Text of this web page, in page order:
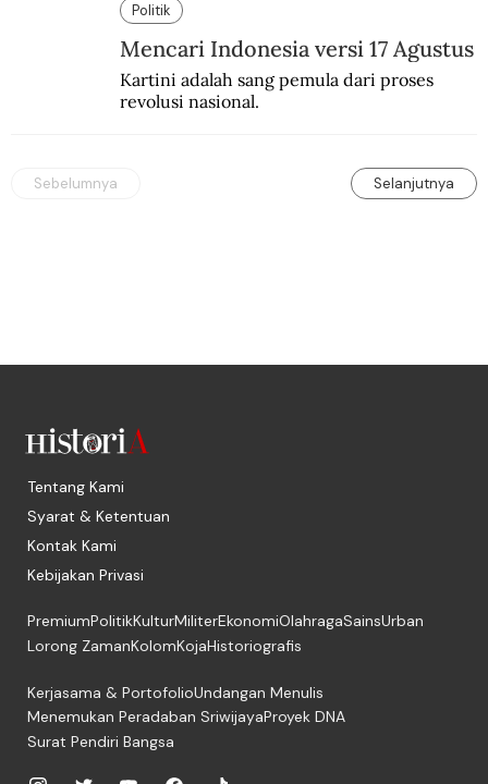
Politik
Mencari Indonesia versi 17 Agustus
Kartini adalah sang pemula dari proses
revolusi nasional.
Sebelumnya Selanjutnya
Tentang Kami
Syarat & Ketentuan
Kontak Kami
Kebijakan Privasi
PremiumPolitikKulturMiliterEkonomiOlahragaSainsUrban
Lorong ZamanKolomKojaHistoriografis
Kerjasama & PortofolioUndangan Menulis
Menemukan Peradaban SriwijayaProyek DNA
Surat Pendiri Bangsa